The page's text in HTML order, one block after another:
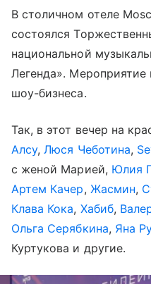
В столичном отеле
состоялся
национальной
Легенда». Мероприятие
шоу-бизнеса.
Так, в этот вечер на
Алсу,Люся Чеботина,
с женой Марией, Юлия
Артем Качер, Жасмин,
Клава Кока, Хабиб,
Ольга Серябкина, Яна
Куртукова и другие.